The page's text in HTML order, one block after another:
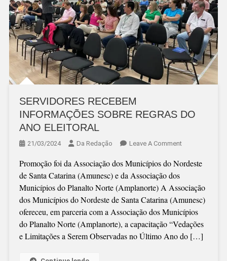
SERVIDORES RECEBEM
INFORMAÇÕES SOBRE REGRAS DO
ANO ELEITORAL
21/03/2024 Da Redação Leave A CommentOn
RECEBEM
SOBRE
REGRAS
DO
ANO
ELEITORAL
Promoção foi da Associação dos Municípios do Nordeste
de Santa Catarina (Amunesc) e da Associação dos
Municípios do Planalto Norte (Amplanorte) A Associação
dos Municípios do Nordeste de Santa Catarina (Amunesc)
ofereceu, em parceria com a Associação dos Municípios
do Planalto Norte (Amplanorte), a capacitação “Vedações
e Limitações a Serem Observadas no Último Ano do […]